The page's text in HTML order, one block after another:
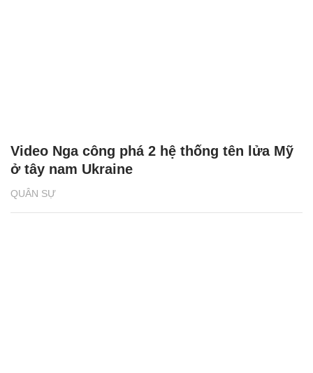
QUÂN SỰ
Video Nga công phá 2 hệ thống tên lửa Mỹ
ở tây nam Ukraine